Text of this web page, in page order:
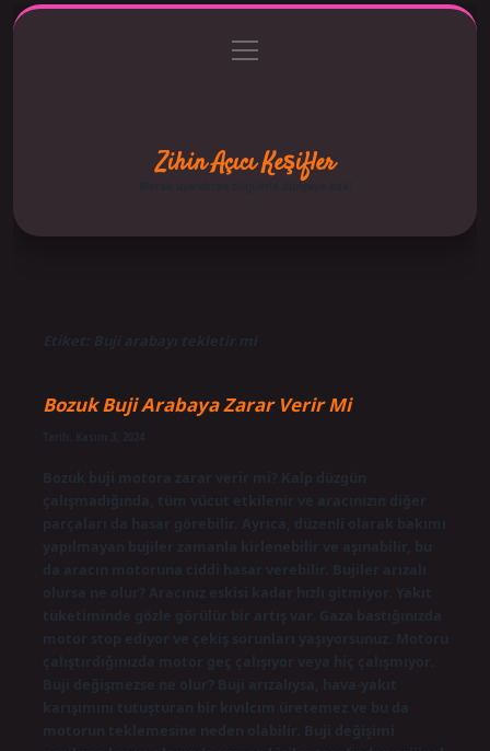
Gizlilik Politikası
menüyü
aç
Zihin Açıcı Keşifler
Merak uyandıran bilgilerle dünyaya bak!
Etiket: Buji arabayı tekletir mi
Bozuk Buji Arabaya Zarar Verir Mi
Bozuk buji motora zarar verir mi? Kalp düzgün
çalışmadığında, tüm vücut etkilenir ve aracınızın diğer
parçaları da hasar görebilir. Ayrıca, düzenli olarak bakımı
yapılmayan bujiler zamanla kirlenebilir ve aşınabilir, bu
da aracın motoruna ciddi hasar verebilir. Bujiler arızalı
olursa ne olur? Aracınız eskisi kadar hızlı gitmiyor. Yakıt
tüketiminde gözle görülür bir artış var. Gaza bastığınızda
motor stop ediyor ve çekiş sorunları yaşıyorsunuz. Motoru
çalıştırdığınızda motor geç çalışıyor veya hiç çalışmıyor.
Buji değişmezse ne olur? Buji arızalıysa, hava-yakıt
karışımını tutuşturan bir kıvılcım üretemez ve bu da
motorun teklemesine neden olabilir. Buji değişimi